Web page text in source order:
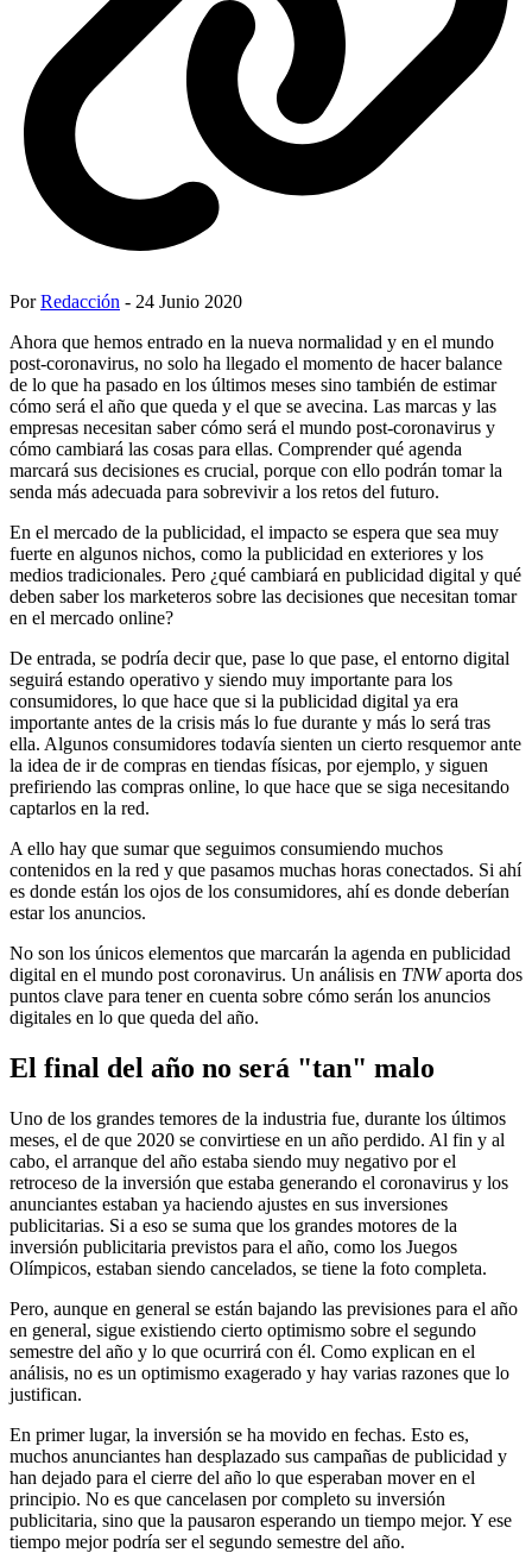
PorRedacción - 24 Junio 2020
Ahora que hemos entrado en la nueva normalidad y en el mundo
post-coronavirus, no solo ha llegado el momento de hacer balance
de lo que ha pasado en los últimos meses sino también de estimar
cómo será el año que queda y el que se avecina. Las marcas y las
empresas necesitan saber cómo será el mundo post-coronavirus y
cómo cambiará las cosas para ellas. Comprender qué agenda
marcará sus decisiones es crucial, porque con ello podrán tomar la
senda más adecuada para sobrevivir a los retos del futuro.
En el mercado de la publicidad, el impacto se espera que sea muy
fuerte en algunos nichos, como la publicidad en exteriores y los
medios tradicionales. Pero ¿qué cambiará en publicidad digital y qué
deben saber los marketeros sobre las decisiones que necesitan tomar
en el mercado online?
De entrada, se podría decir que, pase lo que pase, el entorno digital
seguirá estando operativo y siendo muy importante para los
consumidores, lo que hace que si la publicidad digital ya era
importante antes de la crisis más lo fue durante y más lo será tras
ella. Algunos consumidores todavía sienten un cierto resquemor ante
la idea de ir de compras en tiendas físicas, por ejemplo, y siguen
prefiriendo las compras online, lo que hace que se siga necesitando
captarlos en la red.
A ello hay que sumar que seguimos consumiendo muchos
contenidos en la red y que pasamos muchas horas conectados. Si ahí
es donde están los ojos de los consumidores, ahí es donde deberían
estar los anuncios.
No son los únicos elementos que marcarán la agenda en publicidad
digital en el mundo post coronavirus. Un análisis en TNWaporta dos
puntos clave para tener en cuenta sobre cómo serán los anuncios
digitales en lo que queda del año.
El final del año no será "tan" malo
Uno de los grandes temores de la industria fue, durante los últimos
meses, el de que 2020 se convirtiese en un año perdido. Al fin y al
cabo, el arranque del año estaba siendo muy negativo por el
retroceso de la inversión que estaba generando el coronavirus y los
anunciantes estaban ya haciendo ajustes en sus inversiones
publicitarias. Si a eso se suma que los grandes motores de la
inversión publicitaria previstos para el año, como los Juegos
Olímpicos, estaban siendo cancelados, se tiene la foto completa.
Pero, aunque en general se están bajando las previsiones para el año
en general, sigue existiendo cierto optimismo sobre el segundo
semestre del año y lo que ocurrirá con él. Como explican en el
análisis, no es un optimismo exagerado y hay varias razones que lo
justifican.
En primer lugar, la inversión se ha movido en fechas. Esto es,
muchos anunciantes han desplazado sus campañas de publicidad y
han dejado para el cierre del año lo que esperaban mover en el
principio. No es que cancelasen por completo su inversión
publicitaria, sino que la pausaron esperando un tiempo mejor. Y ese
tiempo mejor podría ser el segundo semestre del año.